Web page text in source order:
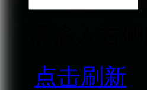
点击刷新